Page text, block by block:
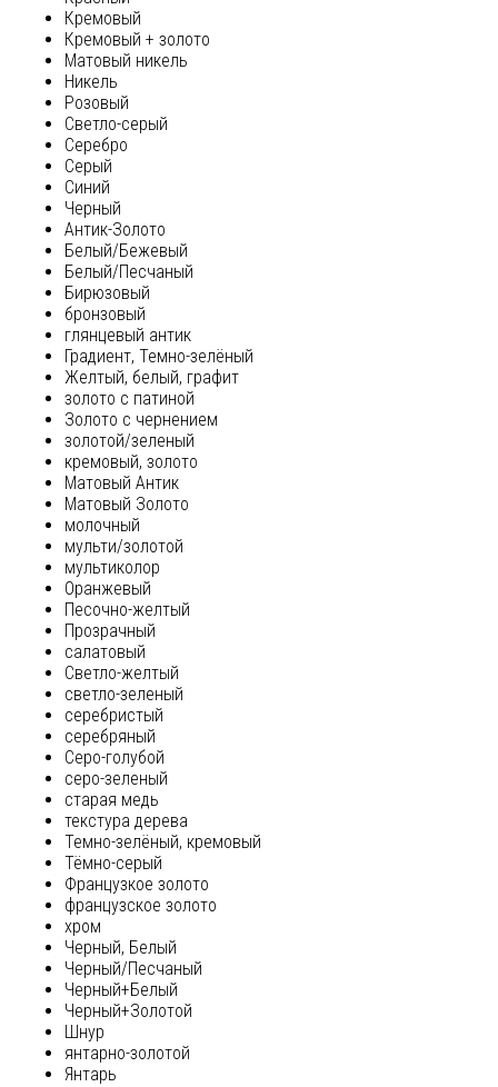
Кремовый
Кремовый + золото
Матовый никель
Никель
Розовый
Светло-серый
Серебро
Серый
Синий
Черный
Антик-Золото
Белый/Бежевый
Белый/Песчаный
Бирюзовый
бронзовый
глянцевый антик
Градиент, Темно-зелёный
Желтый, белый, графит
золото с патиной
Золото с чернением
золотой/зеленый
кремовый, золото
Матовый Антик
Матовый Золото
молочный
мульти/золотой
мультиколор
Оранжевый
Песочно-желтый
Прозрачный
салатовый
Светло-желтый
светло-зеленый
серебристый
серебряный
Серо-голубой
серо-зеленый
старая медь
текстура дерева
Темно-зелёный, кремовый
Тёмно-серый
Французкое золото
французское золото
хром
Черный, Белый
Черный/Песчаный
Черный+Белый
Черный+Золотой
Шнур
янтарно-золотой
Янтарь